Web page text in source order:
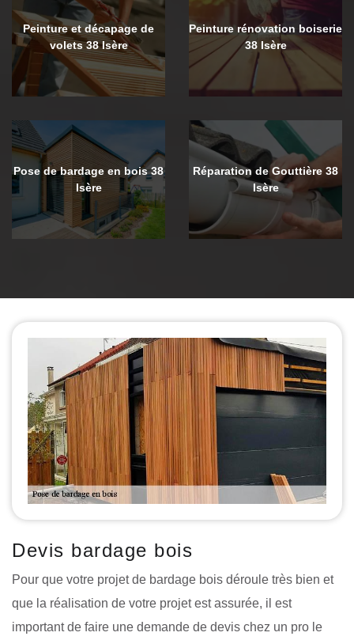
Peinture et décapage de
volets 38 Isère
Peinture rénovation boiserie
38 Isère
Pose de bardage en bois 38
Isère
Réparation de Gouttière 38
Isère
Devis bardage bois
Pour que votre projet de bardage bois déroule très bien et
que la réalisation de votre projet est assurée, il est
important de faire une demande de devis chez un pro le